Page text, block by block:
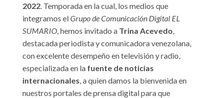
2022. Temporada en la cual, los medios que
integramos elGrupo de Comunicación Digital EL
SUMARIO, hemos invitado a Trina Acevedo,
destacada periodista y comunicadora venezolana,
con excelente desempeño en televisión y radio,
especializada en la fuente de noticias
internacionales, a quien damos la bienvenida en
nuestros portales de prensa digital para que